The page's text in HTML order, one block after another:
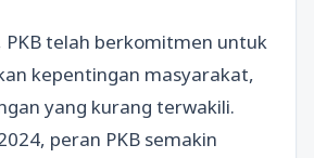
PKB telah berkomitmen untuk
kepentingan masyarakat,
yang kurang terwakili.
peran PKB semakin